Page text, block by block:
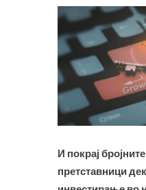
И покрај
претставници